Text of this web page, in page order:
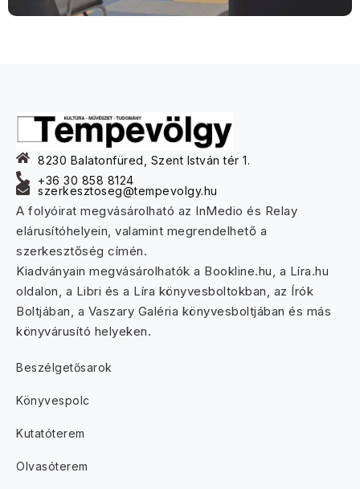
8230 Balatonfüred, Szent István tér 1.
+36 30 858 8124
szerkesztoseg@tempevolgy.hu
A folyóirat megvásárolható az InMedio és Relay
elárusítóhelyein, valamint megrendelhető a
szerkesztőség címén.
Kiadványain megvásárolhatók a Bookline.hu, a Líra.hu
oldalon, a Libri és a Líra könyvesboltokban, az Írók
Boltjában, a Vaszary Galéria könyvesboltjában és más
könyvárusító helyeken.
Beszélgetősarok
Könyvespolc
Kutatóterem
Olvasóterem